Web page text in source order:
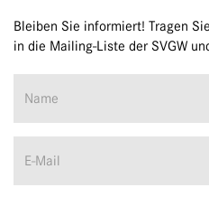
Bleiben Sie informiert! Tragen
in die Mailing-Liste der SVGW